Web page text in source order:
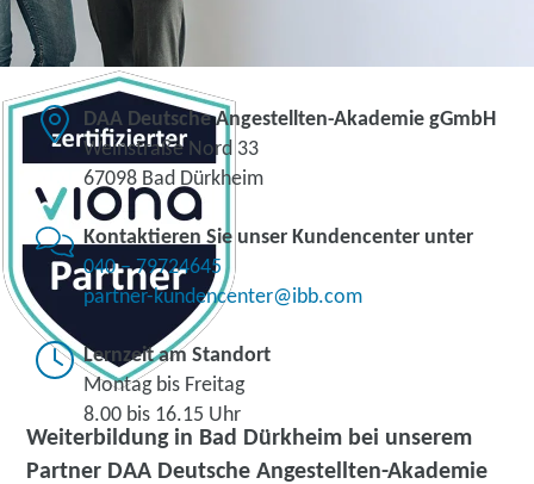
Weiterbildung in Bad Dürkheim bei unserem
Partner DAA Deutsche Angestellten-Akademie
DAA Deutsche Angestellten-Akademie gGmbH
Weinstraße Nord 33
67098 Bad Dürkheim
Kontaktieren Sie unser Kundencenter unter
040 – 79724645
partner-kundencenter@ibb.com
Lernzeit am Standort
Montag bis Freitag
8.00 bis 16.15 Uhr